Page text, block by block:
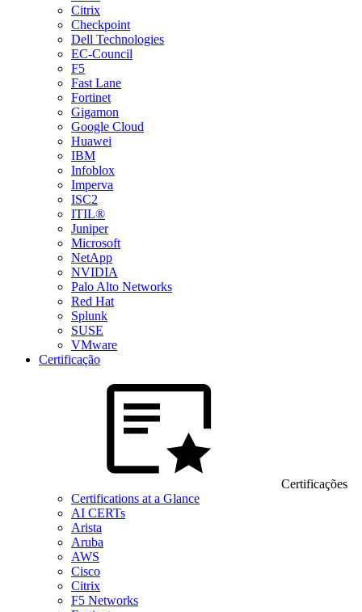
Citrix
Checkpoint
Dell Technologies
EC-Council
F5
Fast Lane
Fortinet
Gigamon
Google Cloud
Huawei
IBM
Infoblox
Imperva
ISC2
ITIL®
Juniper
Microsoft
NetApp
NVIDIA
Palo Alto Networks
Red Hat
Splunk
SUSE
VMware
Certificação
Certificações
Certifications at a Glance
AI CERTs
Arista
Aruba
AWS
Cisco
Citrix
F5 Networks